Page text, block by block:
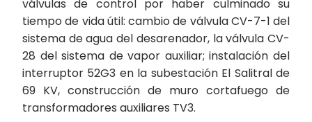
válvulas de control por haber culminado su
tiempo de vida útil: cambio de válvula CV-7-1 del
sistema de agua del desarenador, la válvula CV-
28 del sistema de vapor auxiliar; instalación del
interruptor 52G3 en la subestación El Salitral de
69 KV, construcción de muro cortafuego de
transformadores auxiliares TV3.